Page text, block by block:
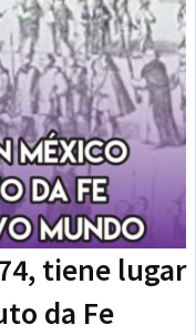
tiene lugar
da Fe